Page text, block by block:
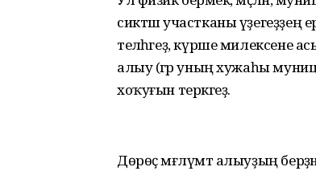
сиктәш участканы үҙегеҙҙең
теләһәгеҙ, күрше милексене
алыу (әгәр уның хужаһы
хоҡуғын теркәгеҙ.
Дөрөҫ мәғлүмәт алыуҙың